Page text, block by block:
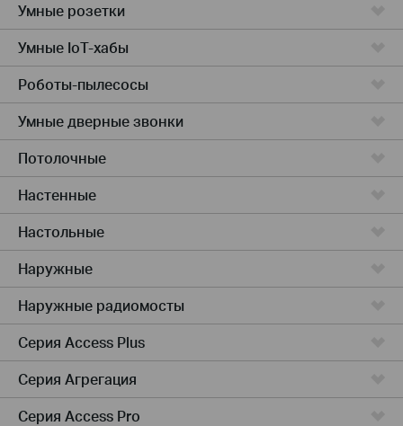
Умные розетки
Умные IoT-хабы
Роботы-пылесосы
Умные дверные звонки
Потолочные
Настенные
Настольные
Наружные
Наружные радиомосты
Серия Access Plus
Серия Агрегация
Серия Access Pro